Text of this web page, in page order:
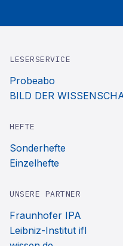
LESERSERVICE
Probeabo
BILD DER
HEFTE
Sonderhefte
Einzelhefte
UNSERE PARTNER
Fraunhofer IPA
Leibniz-Institut ifl